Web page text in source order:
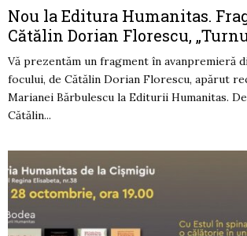
Nou la Editura Humanitas.
Cătălin Dorian Florescu,
Vă prezentăm un fragment în avanpremieră
focului, de Cătălin Dorian Florescu, apărut
Marianei Bărbulescu la Editurii Humanitas.
Cătălin...